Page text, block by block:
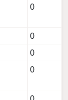
0
0
0
0